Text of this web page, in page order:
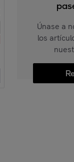
Únase a
los